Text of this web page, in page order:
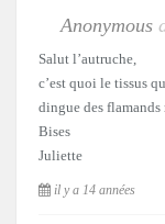
Anonymous
Salut l’autruche,
c’est quoi le tissus
dingue des
Bises
Juliette
il y a 14 années